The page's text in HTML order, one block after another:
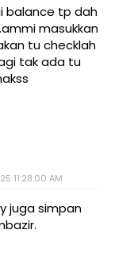
balance tp dah
masukkan
tu checklah
tak ada tu
11:28:00 AM
juga simpan